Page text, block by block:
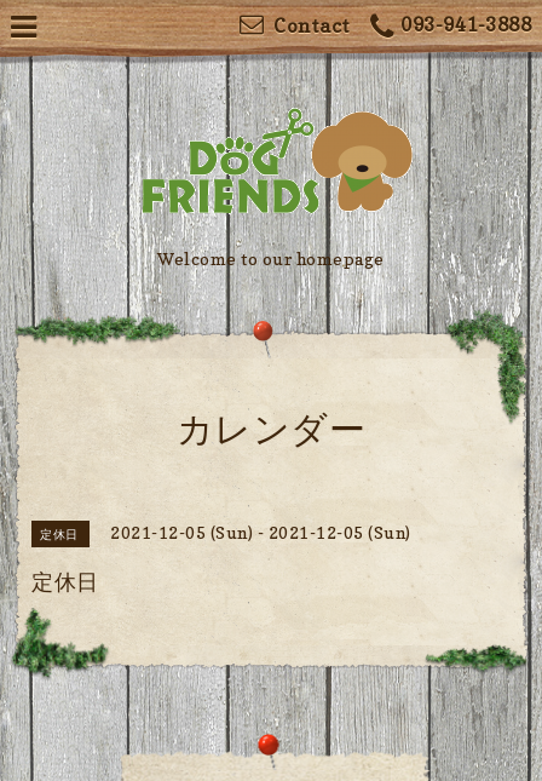
093-941-3888
Contact
Welcome to our homepage
カレンダー
定休日 2021-12-05 (Sun) - 2021-12-05 (Sun)
定休日